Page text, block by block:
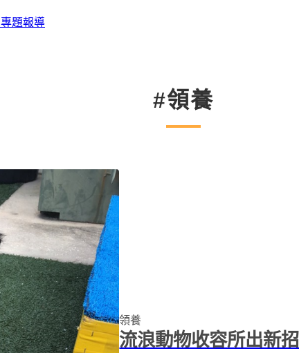
專題報導
#領養
領養
流浪動物收容所出新